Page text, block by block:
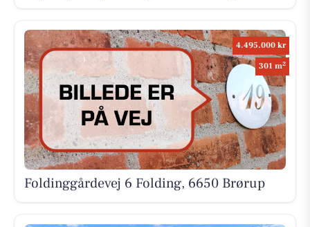
4.495.000 kr
301 m2
Foldinggårdevej 6 Folding, 6650 Brørup